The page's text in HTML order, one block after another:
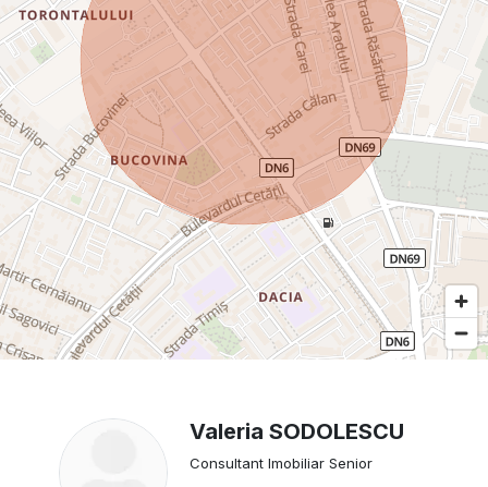
Valeria SODOLESCU
Consultant Imobiliar Senior